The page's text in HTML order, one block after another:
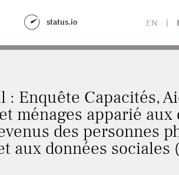
status.io EN |
: Enquête Capacités,
ménages apparié aux
des personnes
aux données sociales